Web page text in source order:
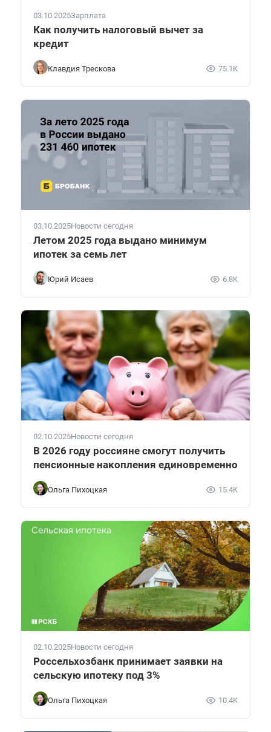
03.10.2025Зарплата
Как получить налоговый вычет за
кредит
Клавдия Трескова 75.1K
03.10.2025Новости сегодня
Летом 2025 года выдано минимум
ипотек за семь лет
Юрий Исаев 6.8K
02.10.2025Новости сегодня
В 2026 году россияне смогут получить
пенсионные накопления единовременно
Ольга Пихоцкая 15.4K
02.10.2025Новости сегодня
Россельхозбанк принимает заявки на
сельскую ипотеку под 3%
Ольга Пихоцкая 10.4K